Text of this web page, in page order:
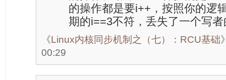
的操作都是要i++，按照你的逻
期的i==3不符，丢失了一个写
《Linux内核同步机制之（七）：RCU基础
00:29